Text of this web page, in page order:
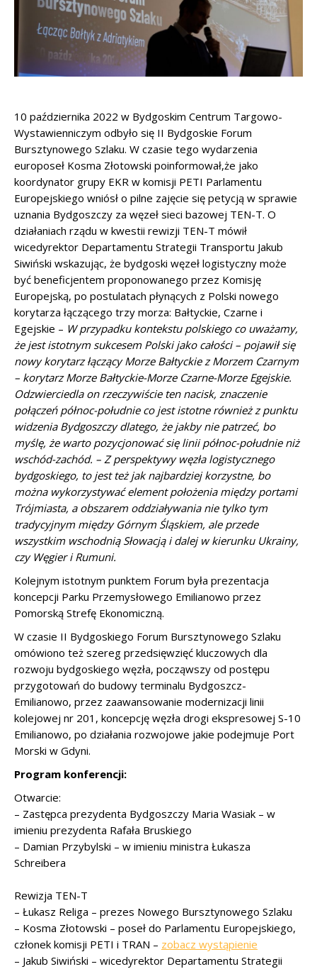
10 października 2022 w Bydgoskim Centrum Targowo-
Wystawienniczym odbyło się II Bydgoskie Forum
Bursztynowego Szlaku. W czasie tego wydarzenia
europoseł Kosma Złotowski poinformował,że jako
koordynator grupy EKR w komisji PETI Parlamentu
Europejskiego wniósł o pilne zajęcie się petycją w sprawie
uznania Bydgoszczy za węzeł sieci bazowej TEN-T. O
działaniach rządu w kwestii rewizji TEN-T mówił
wicedyrektor Departamentu Strategii Transportu Jakub
Siwiński wskazując, że bydgoski węzeł logistyczny może
być beneficjentem proponowanego przez Komisję
Europejską, po postulatach płynących z Polski nowego
korytarza łączącego trzy morza: Bałtyckie, Czarne i
Egejskie – W przypadku kontekstu polskiego co uważamy,
że jest istotnym sukcesem Polski jako całości – pojawił się
nowy korytarz łączący Morze Bałtyckie z Morzem Czarnym
– korytarz Morze Bałtyckie-Morze Czarne-Morze Egejskie.
Odzwierciedla on rzeczywiście ten nacisk, znaczenie
połączeń północ-południe co jest istotne również z punktu
widzenia Bydgoszczy dlatego, że jakby nie patrzeć, bo
myślę, że warto pozycjonować się linii północ-południe niż
wschód-zachód. – Z perspektywy węzła logistycznego
bydgoskiego, to jest też jak najbardziej korzystne, bo
można wykorzystywać element położenia między portami
Trójmiasta, a obszarem oddziaływania nie tylko tym
tradycyjnym między Górnym Śląskiem, ale przede
wszystkim wschodnią Słowacją i dalej w kierunku Ukrainy,
czy Węgier i Rumuni.
Kolejnym istotnym punktem Forum była prezentacja
koncepcji Parku Przemysłowego Emilianowo przez
Pomorską Strefę Ekonomiczną.
W czasie II Bydgoskiego Forum Bursztynowego Szlaku
omówiono też szereg przedsięwzięć kluczowych dla
rozwoju bydgoskiego węzła, począwszy od postępu
przygotowań do budowy terminalu Bydgoszcz-
Emilianowo, przez zaawansowanie modernizacji linii
kolejowej nr 201, koncepcję węzła drogi ekspresowej S-10
Emilianowo, po działania rozwojowe jakie podejmuje Port
Morski w Gdyni.
Program konferencji:
Otwarcie:
– Zastępca prezydenta Bydgoszczy Maria Wasiak – w
imieniu prezydenta Rafała Bruskiego
– Damian Przybylski – w imieniu ministra Łukasza
Schreibera
Rewizja TEN-T
– Łukasz Religa – prezes Nowego Bursztynowego Szlaku
– Kosma Złotowski – poseł do Parlamentu Europejskiego,
członek komisji PETI i TRAN – zobacz wystąpienie
– Jakub Siwiński – wicedyrektor Departamentu Strategii